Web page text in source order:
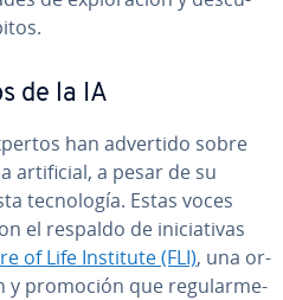
de la IA
han advertido sobre
ar­ti­fi­cial, a pesar de su
te­c­no­lo­gía. Estas voces
el respaldo de ini­cia­ti­vas
of Life Institute (FLI), una or­
y promoción que re­gu­la­r­me­